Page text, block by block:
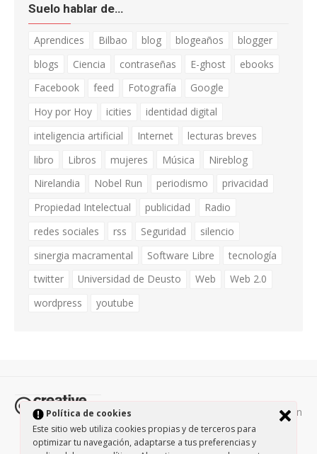
Política de cookies
Este sitio web utiliza cookies propias y de terceros para
optimizar tu navegación, adaptarse a tus preferencias y
Suelo hablar de…
Aprendices Bilbao blog blogeaños
blogger
blogs
Ciencia contraseñas E-ghost
ebooks
Facebook
feed Fotografía
Google
Hoy por Hoy
icities
identidad digital
inteligencia artificial
Internet
lecturas breves
libro
Libros mujeres Música
Nireblog
Nirelandia
Nobel Run periodismo
privacidad
Propiedad Intelectual
publicidad
Radio
redes sociales
rss Seguridad
silencio
sinergia macramental
Software Libre
tecnología
twitter
Universidad de Deusto Web
Web 2.0
wordpress
youtube
Todos los contenidos de esta página están
protegidos por la licencia Creative Commons Attribution-
NonCommercial-ShareAlike 3.0. / Política de privacidad